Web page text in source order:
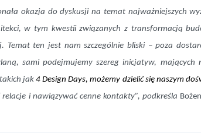
okazja do dyskusji na temat najważniejszych
w tym kwestii związanych z transformacją
Temat ten jest nam szczególnie bliski – poza
sami podejmujemy szereg inicjatyw, mających
takich jak4 Design Days, możemy dzielić się naszym
i nawiązywać cenne kontakty”, podkreśla